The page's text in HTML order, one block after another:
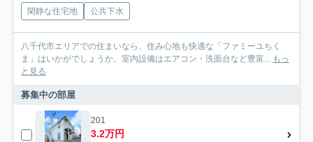
閑静な住宅地 公共下水
八千代市エリアでの住まいなら、住み心地も快適な「ファミーユちく
ま」はいかがでしょうか。室内設備はエアコン・洗面台など豊富... もっ
と見る
募集中の部屋
201
3.2万円